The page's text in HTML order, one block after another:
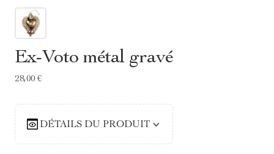
Ex-Voto métal gravé
28,00 €
DÉTAILS DU PRODUIT